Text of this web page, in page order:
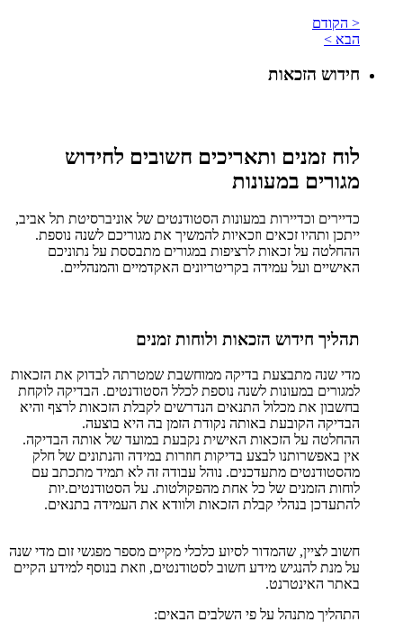
< הקודם
הבא >
חידוש הזכאות
לוח זמנים ותאריכים חשובים לחידוש
מגורים במעונות
כדיירים וכדיירות במעונות הסטודנטים של אוניברסיטת תל אביב,
ייתכן ותהיו זכאים וזכאיות להמשיך את מגוריכם לשנה נוספת.
ההחלטה על זכאות לרציפות במגורים מתבססת על נתוניכם
האישיים ועל עמידה בקריטריונים האקדמיים והמנהליים.
תהליך חידוש הזכאות ולוחות זמנים
מדי שנה מתבצעת בדיקה ממוחשבת שמטרתה לבדוק את הזכאות
למגורים במעונות לשנה נוספת לכלל הסטודנטים. הבדיקה לוקחת
בחשבון את מכלול התנאים הנדרשים לקבלת הזכאות לרצף והיא
הבדיקה הקובעת באותה נקודת הזמן בה היא בוצעה.
ההחלטה על הזכאות האישית נקבעת במועד של אותה הבדיקה.
אין באפשרותנו לבצע בדיקות חוזרות במידה והנתונים של חלק
מהסטודנטים מתעדכנים. נוהל עבודה זה לא תמיד מתכתב עם
לוחות הזמנים של כל אחת מהפקולטות. על הסטודנטים.יות
להתעדכן בנהלי קבלת הזכאות ולוודא את העמידה בתנאים.
חשוב לציין, שהמדור לסיוע כלכלי מקיים מספר מפגשי זום מדי שנה
על מנת להנגיש מידע חשוב לסטודנטים, וזאת בנוסף למידע הקיים
באתר האינטרנט.
התהליך מתנהל על פי השלבים הבאים: